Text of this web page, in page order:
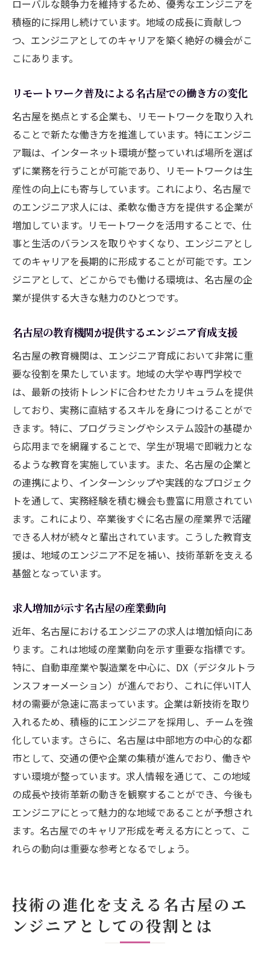
ローバルな競争力を維持するため、優秀なエンジニアを
積極的に採用し続けています。地域の成長に貢献しつ
つ、エンジニアとしてのキャリアを築く絶好の機会がこ
こにあります。
リモートワーク普及による名古屋での働き方の変化
名古屋を拠点とする企業も、リモートワークを取り入れ
ることで新たな働き方を推進しています。特にエンジニ
ア職は、インターネット環境が整っていれば場所を選ば
ずに業務を行うことが可能であり、リモートワークは生
産性の向上にも寄与しています。これにより、名古屋で
のエンジニア求人には、柔軟な働き方を提供する企業が
増加しています。リモートワークを活用することで、仕
事と生活のバランスを取りやすくなり、エンジニアとし
てのキャリアを長期的に形成することが可能です。エン
ジニアとして、どこからでも働ける環境は、名古屋の企
業が提供する大きな魅力のひとつです。
名古屋の教育機関が提供するエンジニア育成支援
名古屋の教育機関は、エンジニア育成において非常に重
要な役割を果たしています。地域の大学や専門学校で
は、最新の技術トレンドに合わせたカリキュラムを提供
しており、実務に直結するスキルを身につけることがで
きます。特に、プログラミングやシステム設計の基礎か
ら応用までを網羅することで、学生が現場で即戦力とな
るような教育を実施しています。また、名古屋の企業と
の連携により、インターンシップや実践的なプロジェク
トを通して、実務経験を積む機会も豊富に用意されてい
ます。これにより、卒業後すぐに名古屋の産業界で活躍
できる人材が続々と輩出されています。こうした教育支
援は、地域のエンジニア不足を補い、技術革新を支える
基盤となっています。
求人増加が示す名古屋の産業動向
近年、名古屋におけるエンジニアの求人は増加傾向にあ
ります。これは地域の産業動向を示す重要な指標です。
特に、自動車産業や製造業を中心に、DX（デジタルトラ
ンスフォーメーション）が進んでおり、これに伴いIT人
材の需要が急速に高まっています。企業は新技術を取り
入れるため、積極的にエンジニアを採用し、チームを強
化しています。さらに、名古屋は中部地方の中心的な都
市として、交通の便や企業の集積が進んでおり、働きや
すい環境が整っています。求人情報を通じて、この地域
の成長や技術革新の動きを観察することができ、今後も
エンジニアにとって魅力的な地域であることが予想され
ます。名古屋でのキャリア形成を考える方にとって、こ
れらの動向は重要な参考となるでしょう。
技術の進化を支える名古屋のエ
ンジニアとしての役割とは